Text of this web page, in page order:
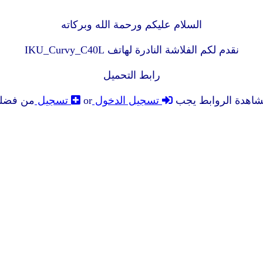
السلام عليكم ورحمة الله وبركاته
نقدم لكم الفلاشة النادرة لهاتف IKU_Curvy_C40L
رابط التحميل
الروابط يجب تسجيل الدخول or تسجيل من